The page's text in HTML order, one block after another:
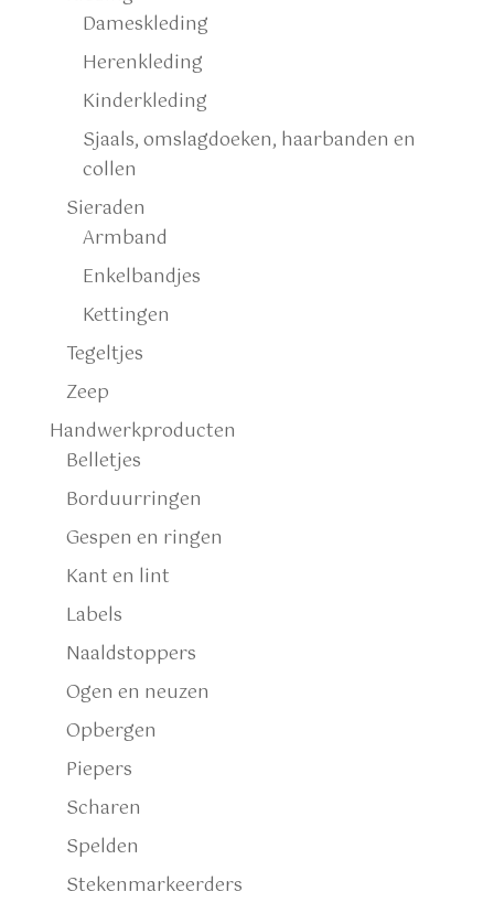
Dameskleding
Herenkleding
Kinderkleding
Sjaals, omslagdoeken, haarbanden en
collen
Sieraden
Armband
Enkelbandjes
Kettingen
Tegeltjes
Zeep
Handwerkproducten
Belletjes
Borduurringen
Gespen en ringen
Kant en lint
Labels
Naaldstoppers
Ogen en neuzen
Opbergen
Piepers
Scharen
Spelden
Stekenmarkeerders